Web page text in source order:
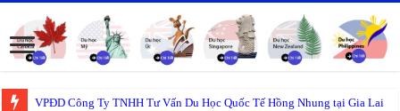
VPĐD Công Ty TNHH Tư Vấn Du Học Quốc Tế Hồng Nhung tại Gia Lai